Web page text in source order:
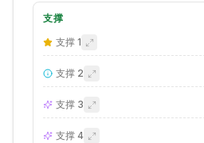
支撑
支撑 1
支撑 2
支撑 3
支撑 4